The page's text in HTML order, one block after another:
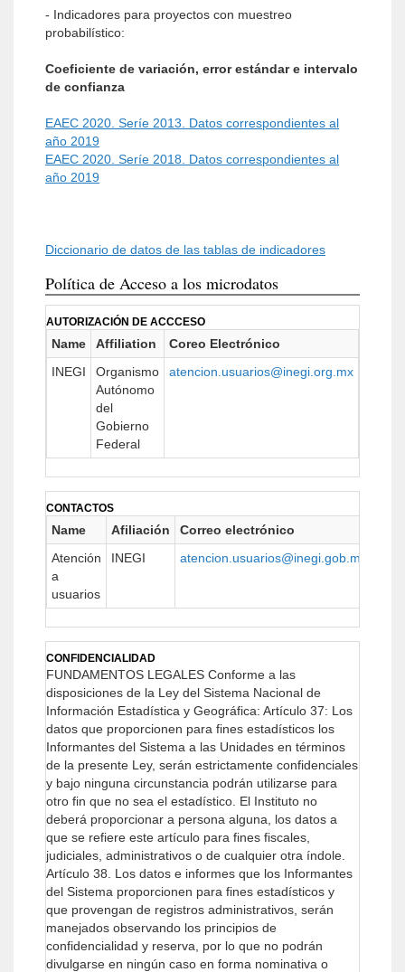
- Indicadores para proyectos con muestreo
probabilístico:
Coeficiente de variación, error estándar e intervalo
de confianza
EAEC 2020. Seríe 2013. Datos correspondientes al
año 2019
EAEC 2020. Seríe 2018. Datos correspondientes al
año 2019
Diccionario de datos de las tablas de indicadores
Política de Acceso a los microdatos
AUTORIZACIÓN DE ACCCESO
Name Affiliation Coreo Electrónico
INEGI
Organismo
Autónomo
del
Gobierno
Federal
atencion.usuarios@inegi.org.mx
CONTACTOS
Name Afiliación Correo electrónico
Atención
a
usuarios
INEGI atencion.usuarios@inegi.gob.mx
CONFIDENCIALIDAD
FUNDAMENTOS LEGALES Conforme a las
disposiciones de la Ley del Sistema Nacional de
Información Estadística y Geográfica: Artículo 37: Los
datos que proporcionen para fines estadísticos los
Informantes del Sistema a las Unidades en términos
de la presente Ley, serán estrictamente confidenciales
y bajo ninguna circunstancia podrán utilizarse para
otro fin que no sea el estadístico. El Instituto no
deberá proporcionar a persona alguna, los datos a
que se refiere este artículo para fines fiscales,
judiciales, administrativos o de cualquier otra índole.
Artículo 38. Los datos e informes que los Informantes
del Sistema proporcionen para fines estadísticos y
que provengan de registros administrativos, serán
manejados observando los principios de
confidencialidad y reserva, por lo que no podrán
divulgarse en ningún caso en forma nominativa o